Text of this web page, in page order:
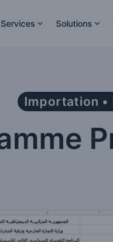
Services Solutions
Importation •